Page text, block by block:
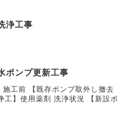
浄工事
ポンプ更新工事
施工前 【既存ポンプ取外し撤去
工】使用薬剤 洗浄状況 【新設ポ